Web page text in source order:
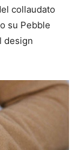
collaudato
su Pebble
design